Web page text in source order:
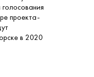
проекта-
в 2020